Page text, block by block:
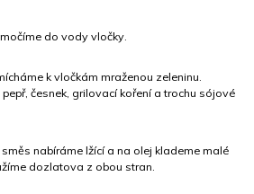
Vláknina 13817.2 mg
Vitamín B6 0.4 mg
0 mg Železo32.7 mg
do vody vločky.
k vločkám mraženou zeleninu.
česnek, grilovací koření a trochu sójové
nabíráme lžící a na olej klademe malé
dozlatova z obou stran.